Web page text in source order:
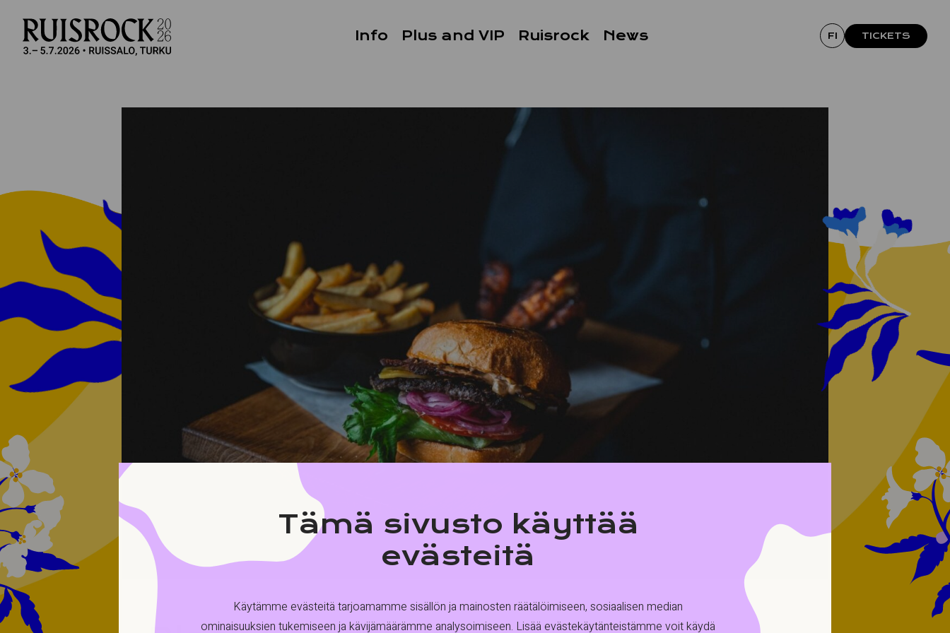
Tämä sivusto käyttää
evästeitä
Käytämme evästeitä tarjoamamme sisällön ja mainosten räätälöimiseen, sosiaalisen median
ominaisuuksien tukemiseen ja kävijämäärämme analysoimiseen. Lisää evästekäytänteistämme voit käydä
Info Plus and VIP Ruisrock News FI TICKETS